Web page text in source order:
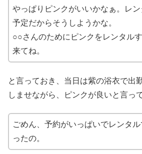
やっぱりピンクがいいかなぁ。レン
予定だからそうしようかな。
○○さんのためにピンクをレンタル
来てね。
と言っておき、当日は紫の浴衣で出
しませながら、ピンクが良いと言っ
ごめん、予約がいっぱいでレンタ
ったの。